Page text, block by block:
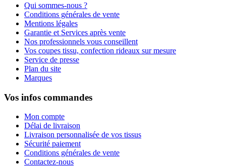
Qui sommes-nous ?
Conditions générales de vente
Mentions légales
Garantie et Services après vente
Nos professionnels vous conseillent
Vos coupes tissu, confection rideaux sur mesure
Service de presse
Plan du site
Marques
Vos infos commandes
Mon compte
Délai de livraison
Livraison personnalisée de vos tissus
Sécurité paiement
Conditions générales de vente
Contactez-nous